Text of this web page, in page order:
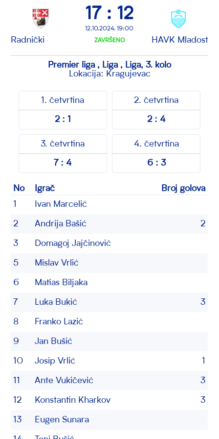
Radnički
17 : 12
12.10.2024. 19:00
ZAVRŠENO
HAVK Mladost
Premier liga , Liga , Liga, 3. kolo
Lokacija: Kragujevac
1. četvrtina
2 : 1
2. četvrtina
2 : 4
3. četvrtina
7 : 4
4. četvrtina
6 : 3
No Igrač
Broj golova
1
Ivan Marcelić
2 Andrija Bašić 2
3 Domagoj Jajčinović
5 Mislav Vrlić
6 Matias Biljaka
7 Luka Bukić 3
8 Franko Lazić
9 Jan Bušić
10 Josip Vrlić 1
11 Ante Vukičević 3
12 Konstantin Kharkov 3
13 Eugen Sunara